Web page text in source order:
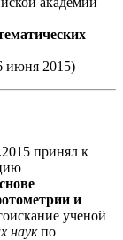
июня 2015)
принял к
и
ученой
наукпо